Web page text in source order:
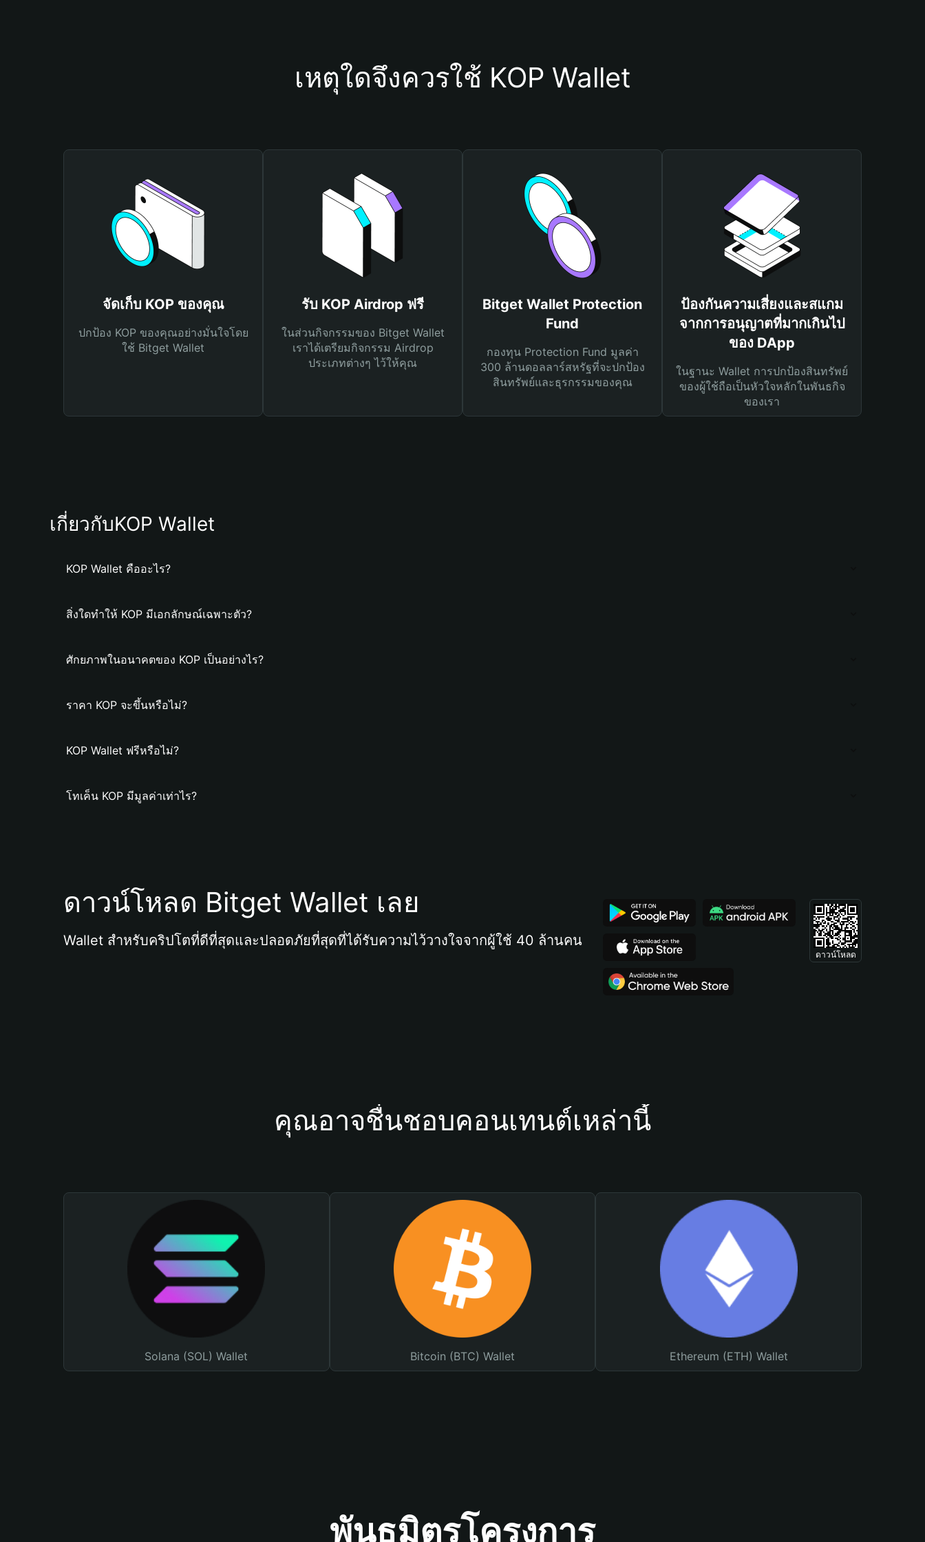
เหตุใดจึงควรใช้ KOP Wallet
จัดเก็บ KOP ของคุณ
ปกป้อง KOP ของคุณอย่างมั่นใจโดย
ใช้ Bitget Wallet
รับ KOP Airdrop ฟรี
ในส่วนกิจกรรมของ Bitget Wallet
เราได้เตรียมกิจกรรม Airdrop
ประเภทต่างๆ ไว้ให้คุณ
Bitget Wallet Protection
Fund
กองทุน Protection Fund มูลค่า
300 ล้านดอลลาร์สหรัฐที่จะปกป้อง
สินทรัพย์และธุรกรรมของคุณ
ป้องกันความเสี่ยงและสแกม
จากการอนุญาตที่มากเกินไป
ของ DApp
ในฐานะ Wallet การปกป้องสินทรัพย์
ของผู้ใช้ถือเป็นหัวใจหลักในพันธกิจ
ของเรา
เกี่ยวกับKOP Wallet
KOP Wallet คืออะไร?
สิ่งใดทำให้ KOP มีเอกลักษณ์เฉพาะตัว?
ศักยภาพในอนาคตของ KOP เป็นอย่างไร?
ราคา KOP จะขึ้นหรือไม่?
KOP Wallet ฟรีหรือไม่?
โทเค็น KOP มีมูลค่าเท่าไร?
ดาวน์โหลด Bitget Wallet เลย
Wallet สำหรับคริปโตที่ดีที่สุดและปลอดภัยที่สุดที่ได้รับความไว้วางใจจากผู้ใช้ 40 ล้านคน
ดาวน์โหลด
คุณอาจชื่นชอบคอนเทนต์เหล่านี้
Solana (SOL) Wallet Bitcoin (BTC) Wallet Ethereum (ETH) Wallet
พันธมิตรโครงการ